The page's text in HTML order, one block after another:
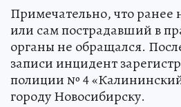
Примечательно, что ранее
или сам пострадавший в
органы не обращался.
записи инцидент
полиции № 4
городу Новосибирску.